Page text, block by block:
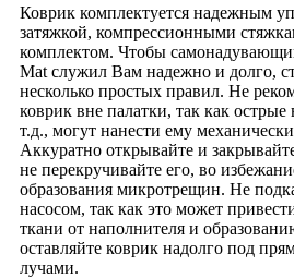
Коврик комплектуется надежным
затяжкой, компрессионными
комплектом. Чтобы
Mat служил Вам надежно и долго,
несколько простых правил. Не
коврик вне палатки, так как
т.д., могут нанести ему
Аккуратно открывайте и
не перекручивайте его, во
образования микротрещин. Не
насосом, так как это может
ткани от наполнителя и
оставляйте коврик надолго под
лучами.